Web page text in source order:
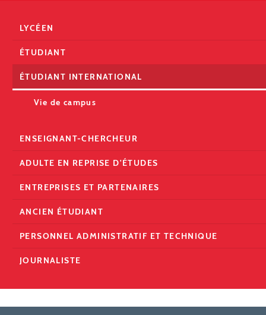
LYCÉEN
ÉTUDIANT
ÉTUDIANT INTERNATIONAL
Vie de campus
ENSEIGNANT-CHERCHEUR
ADULTE EN REPRISE D'ÉTUDES
ENTREPRISES ET PARTENAIRES
ANCIEN ÉTUDIANT
PERSONNEL ADMINISTRATIF ET TECHNIQUE
JOURNALISTE